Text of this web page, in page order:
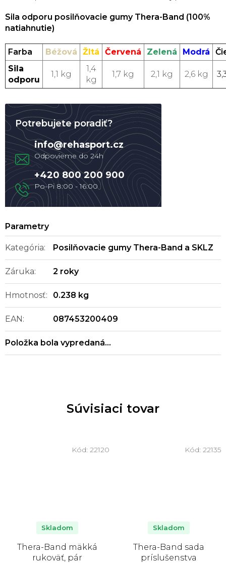
Súvisiaci tovar
Thera-Band mäkká
rukoväť, pár
Skladom
Kód: 22120
Thera-Band sada
príslušenstva
Skladom
Kód: 22135
Sila odporu posilňovacie gumy Thera-Band (100%
natiahnutie)
Farba Béžová Žltá Červená Zelená Modrá
Sila
odporu
1,1 kg
1,4
kg
1,7 kg 2,1 kg 2,6 kg
Potrebujete poradiť?
info@rehasport.cz
+420 800 200 900
Kategória: Posilňovacie gumy Thera-Band a SKLZ
Záruka: 2 roky
Hmotnosť: 0.238 kg
EAN: 087453200409
Položka bola vypredaná…